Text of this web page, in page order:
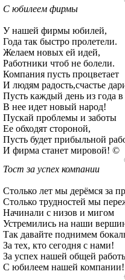
С юбилеем фирмы
У нашей фирмы юбилей,
Года так быстро пролетели.
Желаем новых ей идей,
Работники чтоб не болели.
Компания пусть процветает
И людям радость,счастье
Пусть каждый день из года в
В нее идет новый народ!
Пускай проблемы и заботы
Ее обходят стороной,
Пусть будет прибыльной
И фирма станет мировой! ©
Тост за успех компании
Столько лет мы дерёмся за
Столько трудностей мы
Начинали с низов и мигом
Устремились на наши
Так давайте поднимем
За тех, кто сегодня с нами!
За успех нашей общей
С юбилеем нашей